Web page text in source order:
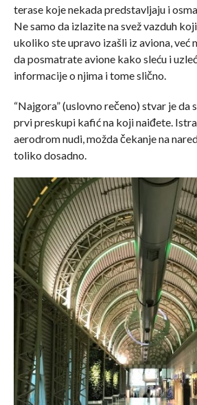
terase koje nekada predstavljaju i
Ne samo da izlazite na svež vazduh
ukoliko ste upravo izašli iz aviona, već
da posmatrate avione kako sleću i
informacije o njima i tome slično.
“Najgora” (uslovno rečeno) stvar je da
prvi preskupi kafić na koji naiđete.
aerodrom nudi, možda čekanje na
toliko dosadno.